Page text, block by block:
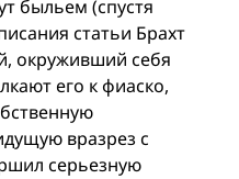
быльем (спустя
статьи Брахт
окруживший себя
его к фиаско,
вразрез с
серьезную